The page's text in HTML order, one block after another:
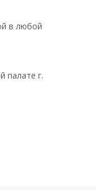
в любой
палате г.